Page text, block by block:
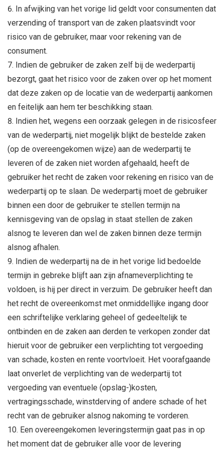
In afwijking van het vorige lid geldt voor consumenten dat
verzending of transport van de zaken plaatsvindt voor
risico van de gebruiker, maar voor rekening van de
consument.
Indien de gebruiker de zaken zelf bij de wederpartij
bezorgt, gaat het risico voor de zaken over op het moment
dat deze zaken op de locatie van de wederpartij aankomen
en feitelijk aan hem ter beschikking staan.
Indien het, wegens een oorzaak gelegen in de risicosfeer
van de wederpartij, niet mogelijk blijkt de bestelde zaken
(op de overeengekomen wijze) aan de wederpartij te
leveren of de zaken niet worden afgehaald, heeft de
gebruiker het recht de zaken voor rekening en risico van de
wederpartij op te slaan. De wederpartij moet de gebruiker
binnen een door de gebruiker te stellen termijn na
kennisgeving van de opslag in staat stellen de zaken
alsnog te leveren dan wel de zaken binnen deze termijn
alsnog afhalen.
Indien de wederpartij na de in het vorige lid bedoelde
termijn in gebreke blijft aan zijn afnameverplichting te
voldoen, is hij per direct in verzuim. De gebruiker heeft dan
het recht de overeenkomst met onmiddellijke ingang door
een schriftelijke verklaring geheel of gedeeltelijk te
ontbinden en de zaken aan derden te verkopen zonder dat
hieruit voor de gebruiker een verplichting tot vergoeding
van schade, kosten en rente voortvloeit. Het voorafgaande
laat onverlet de verplichting van de wederpartij tot
vergoeding van eventuele (opslag-)kosten,
vertragingsschade, winstderving of andere schade of het
recht van de gebruiker alsnog nakoming te vorderen.
Een overeengekomen leveringstermijn gaat pas in op
het moment dat de gebruiker alle voor de levering